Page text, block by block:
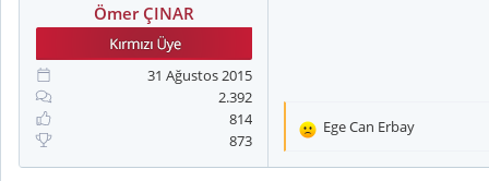
Ömer ÇINAR
31 Ağustos 2015
2.392
814
873
T
Ege Can Erbay